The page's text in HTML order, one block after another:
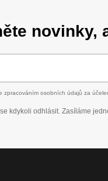
novinky,
zpracováním osobních údajů za
kdykoli odhlásit. Zasíláme